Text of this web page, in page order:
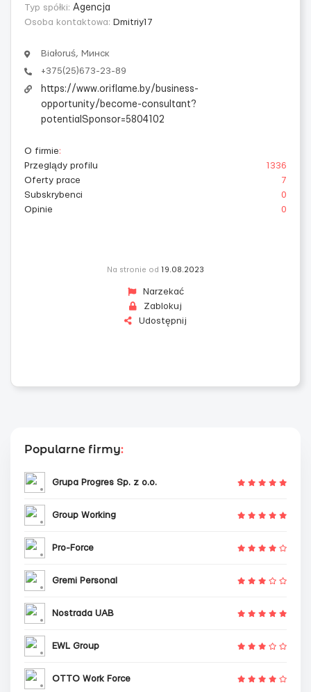
Typ spółki: Agencja
Osoba kontaktowa: Dmitriy17
Białoruś, Минск
+375(25)673-23-89
https://www.oriflame.by/business-
opportunity/become-consultant?
potentialSponsor=5804102
O firmie:
Przeglądy profilu
1336
Oferty prace
7
Subskrybenci
0
Opinie
0
Na stronie od 19.08.2023
Narzekać
Zablokuj
Udostępnij
Popularne firmy:
Grupa Progres Sp. z o.o.
Group Working
Pro-Force
Gremi Personal
Nostrada UAB
EWL Group
OTTO Work Force